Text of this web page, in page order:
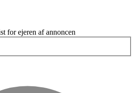
for ejeren af annoncen